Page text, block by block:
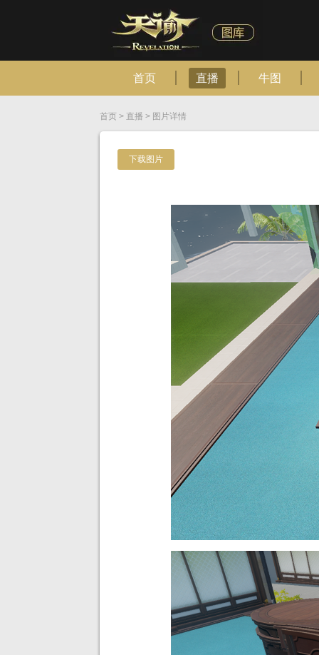
首页 直播 牛图
首页 > 直播 > 图片详情
下载图片